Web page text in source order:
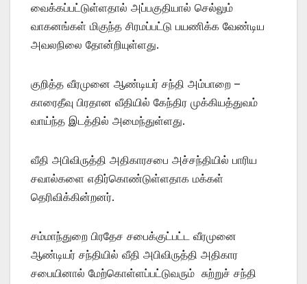
வைக்கப்பட்டுள்ளதால் அப்பகுதியால் செல்லும்
வாகனங்கள் மிகுந்த சிரமப்பட்டு பயணிக்க வேண்டிய
அவலநிலை தோன்றியுள்ளது.
குறித்த வீரமுனை ஆண்டியர் சந்தி அம்பாறை –
காரைதீவு பிரதான வீதியில் கேந்திர முக்கியத்துவம்
வாய்ந்த இடத்தில் அமைந்துள்ளது.
வீதி அபிவிருத்தி அதிகாரசபை அச்சந்தியில் பாரிய
சவால்களை எதிர்கொண்டுள்ளதாக மக்கள்
தெரிவிக்கின்றனர்.
சம்மாந்துறை பிரதேச சபைக்குட்பட்ட வீரமுனை
ஆண்டியர் சந்தியில் வீதி அபிவிருத்தி அதிகார
சபையினால் மேற்கொள்ளப்பட்டுவரும் சுற்றுச் சந்தி